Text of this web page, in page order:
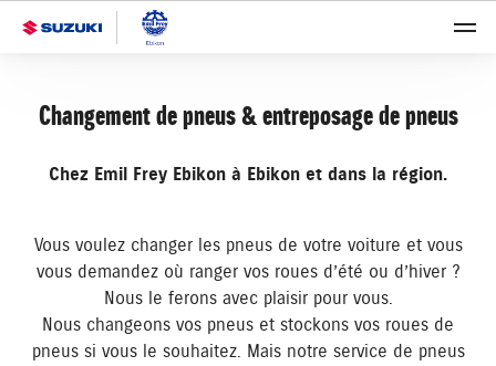
Changement de pneus & entreposage de pneus
Chez Emil Frey Ebikon à Ebikon et dans la région.
Vous voulez changer les pneus de votre voiture et vous
vous demandez où ranger vos roues d’été ou d’hiver ?
Nous le ferons avec plaisir pour vous.
Nous changeons vos pneus et stockons vos roues de
pneus si vous le souhaitez. Mais notre service de pneus